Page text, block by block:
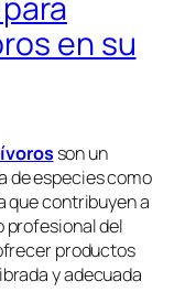
en su
son un
de especies como
que contribuyen a
profesional del
productos
y adecuada